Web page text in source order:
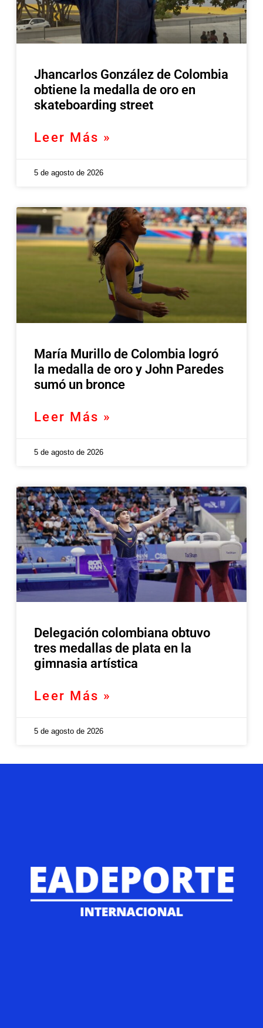
Jhancarlos González de Colombia
obtiene la medalla de oro en
skateboarding street
Leer Más »
5 de agosto de 2026
María Murillo de Colombia logró
la medalla de oro y John Paredes
sumó un bronce
Leer Más »
5 de agosto de 2026
Delegación colombiana obtuvo
tres medallas de plata en la
gimnasia artística
Leer Más »
5 de agosto de 2026